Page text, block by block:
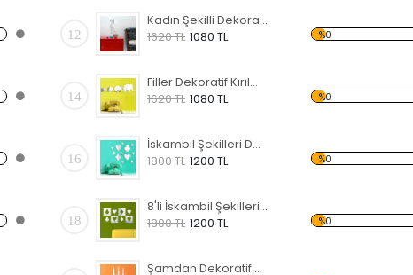
12
Kadın Şekilli Dekoratif Kırılmaz Ayna
1620 TL 1080 TL %0
14
Filler Dekoratif Kırılmaz Ayna
1620 TL 1080 TL %0
16
İskambil Şekilleri Dekoratif Kırılmaz Ayna
1800 TL 1200 TL %0
18
8'li İskambil Şekilleri Dekoratif Kırılmaz Ayna
1800 TL 1200 TL %0
Şamdan Dekoratif Kırılmaz Ayna